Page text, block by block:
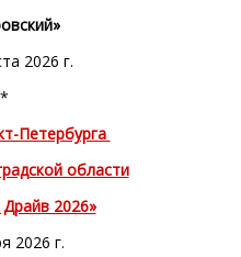
2026 г.
Петербурга
области
2026»
2026 г.